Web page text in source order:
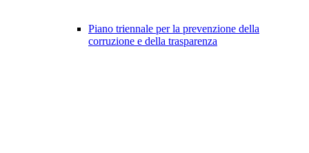
Piano triennale per la prevenzione della
corruzione e della trasparenza